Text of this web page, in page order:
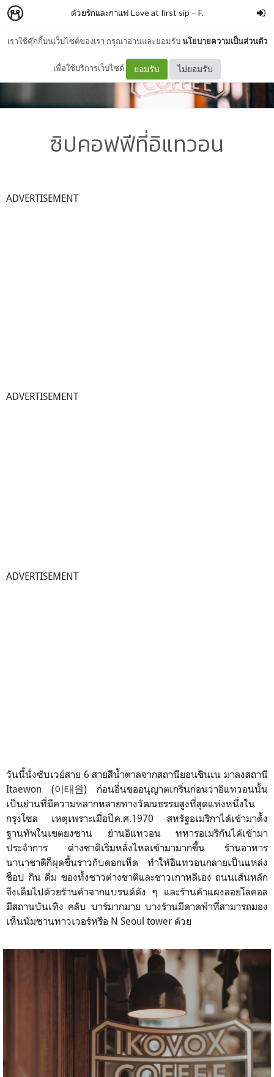
เราใช้คุ๊กกี้บนเว็บไซต์ของเรา กรุณาอ่านและยอมรับนโยบายความเป็นส่วนตัว
เพื่อใช้บริการเว็บไซต์ ยอมรับ ไม่ยอมรับ
ด้วยรักและกาแฟ Love at first sip – F.
ซิปคอฟฟีที่อิแทวอน
ADVERTISEMENT
ADVERTISEMENT
ADVERTISEMENT
วันนี้นั่งซับเวย์สาย 6 สายสีน้ำตาลจากสถานียอนชินเน มาลงสถานี
Itaewon (이태원) ก่อนอื่นขออนุญาตเกริ่นก่อนว่าอิแทวอนนั้น
เป็นย่านที่มีความหลากหลายทางวัฒนธรรมสูงที่สุดแห่งหนึ่งใน
กรุงโซล เหตุเพราะเมื่อปีค.ศ.1970 สหรัฐอเมริกาได้เข้ามาตั้ง
ฐานทัพในเขตยงซาน ย่านอิแทวอน ทหารอเมริกันได้เข้ามา
ประจำการ ต่างชาติเริ่มหลั่งไหลเข้ามามากขึ้น ร้านอาหาร
นานาชาติก็ผุดขึ้นราวกับดอกเห็ด ทำให้อิแทวอนกลายเป็นแหล่ง
ช็อป กิน ดื่ม ของทั้งชาวต่างชาติและชาวเกาหลีเอง ถนนเส้นหลัก
จึงเต็มไปด้วยร้านค้าจากแบรนด์ดัง ๆ และร้านค้าแผงลอยโลคอล
มีสถานบันเทิง คลับ บาร์มากมาย บางร้านมีดาดฟ้าที่สามารถมอง
เห็นนัมซานทาวเวอร์หรือ N Seoul tower ด้วย